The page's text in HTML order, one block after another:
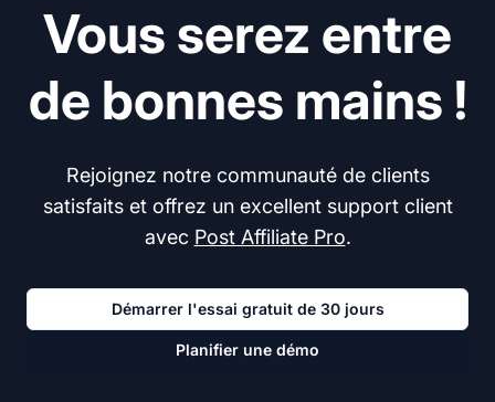
Vous serez entre
de bonnes mains !
Rejoignez notre communauté de clients
satisfaits et offrez un excellent support client
avec Post Affiliate Pro.
Démarrer l'essai gratuit de 30 jours
Planifier une démo